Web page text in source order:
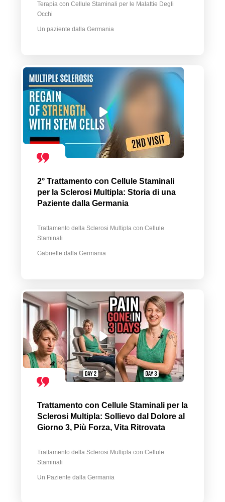
Terapia con Cellule Staminali per le Malattie Degli
Occhi
Un paziente dalla Germania
2° Trattamento con Cellule Staminali
per la Sclerosi Multipla: Storia di una
Paziente dalla Germania
Trattamento della Sclerosi Multipla con Cellule
Staminali
Gabrielle dalla Germania
Trattamento con Cellule Staminali per la
Sclerosi Multipla: Sollievo dal Dolore al
Giorno 3, Più Forza, Vita Ritrovata
Trattamento della Sclerosi Multipla con Cellule
Staminali
Un Paziente dalla Germania